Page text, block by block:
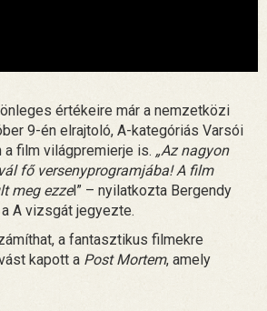
értékeire már a nemzetközi
9-én elrajtoló, A-kategóriás Varsói
film világpremierje is. „Az nagyon
fő versenyprogramjába! A film
meg ezzel” – nyilatkozta Bergendy
A vizsgát jegyezte.
a fantasztikus filmekre
kapott a Post Mortem, amely